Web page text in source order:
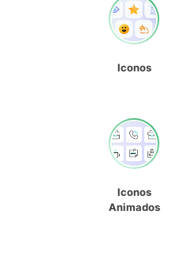
Iconos
Iconos
Animados